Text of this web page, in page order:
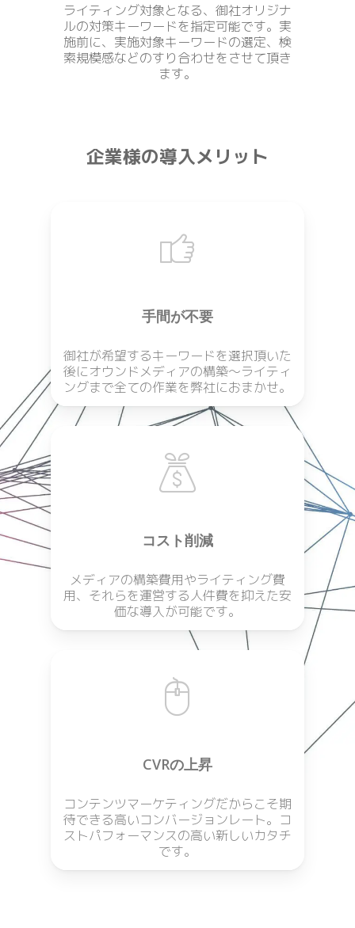
ライティング対象となる、御社オリジナ
ルの対策キーワードを指定可能です。実
施前に、実施対象キーワードの選定、検
索規模感などのすり合わせをさせて頂き
ます。
企業様の導入メリット
手間が不要
御社が希望するキーワードを選択頂いた
後にオウンドメディアの構築〜ライティ
ングまで全ての作業を弊社におまかせ。
コスト削減
メディアの構築費用やライティング費
用、それらを運営する人件費を抑えた安
価な導入が可能です。
CVRの上昇
コンテンツマーケティングだからこそ期
待できる高いコンバージョンレート。コ
ストパフォーマンスの高い新しいカタチ
です。